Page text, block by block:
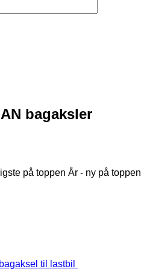
bagaksler
på toppen År - ny på toppen